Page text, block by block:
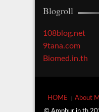
Blogroll
108blog.net
9tana.com
Biomed.in.th
HOME About